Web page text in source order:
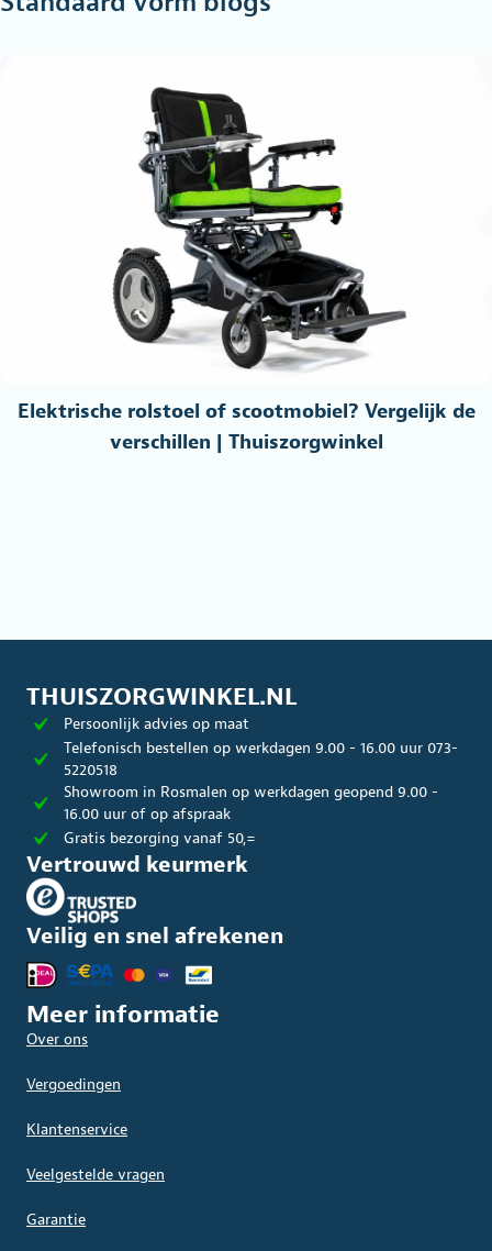
Elektrische rolstoel of scootmobiel? Vergelijk de
verschillen | Thuiszorgwinkel
THUISZORGWINKEL.NL
Persoonlijk advies op maat
Telefonisch bestellen op werkdagen 9.00 - 16.00 uur 073-
5220518
Showroom in Rosmalen op werkdagen geopend 9.00 -
16.00 uur of op afspraak
Gratis bezorging vanaf 50,=
Vertrouwd keurmerk
Veilig en snel afrekenen
Meer informatie
Over ons
Vergoedingen
Klantenservice
Veelgestelde vragen
Garantie